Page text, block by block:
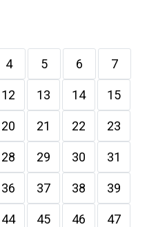
4 5 6 7
12 13 14 15
20 21 22 23
28 29 30 31
36 37 38 39
44 45 46 47